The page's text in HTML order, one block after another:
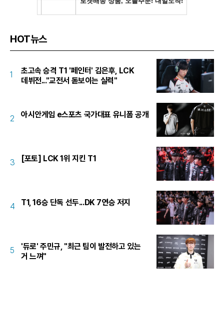
HOT뉴스
1
초고속 승격 T1 '페인터' 김은후, LCK
데뷔전..."교전서 돋보이는 실력"
2 아시안게임 e스포츠 국가대표 유니폼 공개
3 [포토] LCK 1위 지킨 T1
4 T1, 16승 단독 선두...DK 7연승 저지
5
'듀로' 주민규, "최근 팀이 발전하고 있는
거 느껴"